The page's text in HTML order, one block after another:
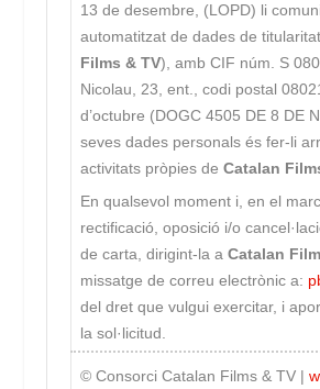
13 de desembre, (LOPD) li
automatitzat de dades de
Films & TV), amb CIF núm. S
Nicolau, 23, ent., codi postal
d’octubre (DOGC 4505 DE 8 DE
seves dades personals és fer-li
activitats pròpies de Catalan
En qualsevol moment i, en el
rectificació, oposició i/o
de carta, dirigint-la a Catalan
missatge de correu electrònic a:
del dret que vulgui exercitar, i
la sol·licitud.
© Consorci Catalan Films & TV |